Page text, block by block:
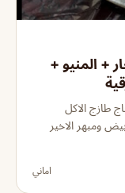
+ المنيو +
طازج الاكل
رز بخاري وابيض ومبهر الاخير
اماني